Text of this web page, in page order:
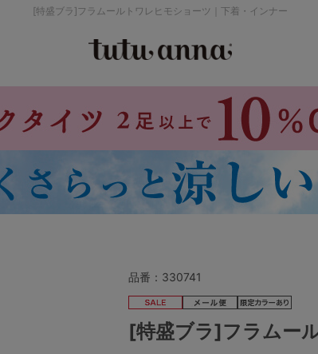
[特盛ブラ]フラムールトワレヒモショーツ｜下着・インナー
パジャマ
ストッキング
価格帯から探す
～999円
2,000～2,999円
セールアイテムから探す
品番： 330741
[特盛ブラ]フラムー